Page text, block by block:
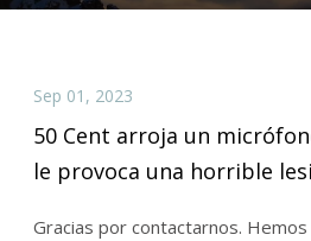
Sep 01, 2023
50 Cent arroja un
le provoca una horrible
Gracias por contactarnos. Hemos recibido su envío. Un